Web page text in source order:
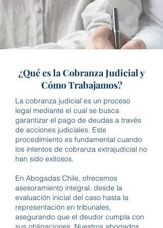
¿Qué es la Cobranza Judicial y
Cómo Trabajamos?
La cobranza judicial es un proceso
legal mediante el cual se busca
garantizar el pago de deudas a través
de acciones judiciales. Este
procedimiento es fundamental cuando
los intentos de cobranza extrajudicial no
han sido exitosos.
En Abogadas Chile, ofrecemos
asesoramiento integral, desde la
evaluación inicial del caso hasta la
representación en tribunales,
asegurando que el deudor cumpla con